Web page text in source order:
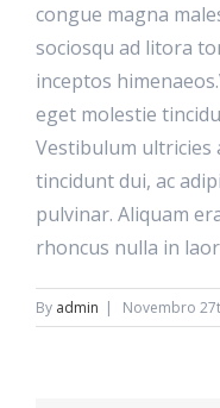
congue magna
sociosqu ad litora
inceptos
eget molestie
Vestibulum ultricies
tincidunt dui, ac
pulvinar. Aliquam
rhoncus nulla in
By admin | Novembro